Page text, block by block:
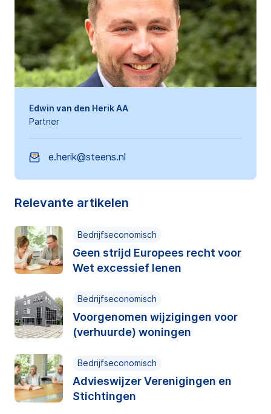
Edwin van den Herik AA
Partner
e.herik@steens.nl
Relevante artikelen
Bedrijfseconomisch
Geen strijd Europees recht voor
Wet excessief lenen
Bedrijfseconomisch
Voorgenomen wijzigingen voor
(verhuurde) woningen
Bedrijfseconomisch
Advieswijzer Verenigingen en
Stichtingen